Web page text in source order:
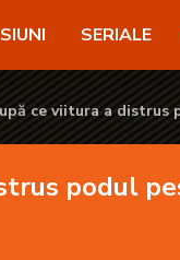
- KANAL D2
SERIALE
ce viitura a distrus
podul